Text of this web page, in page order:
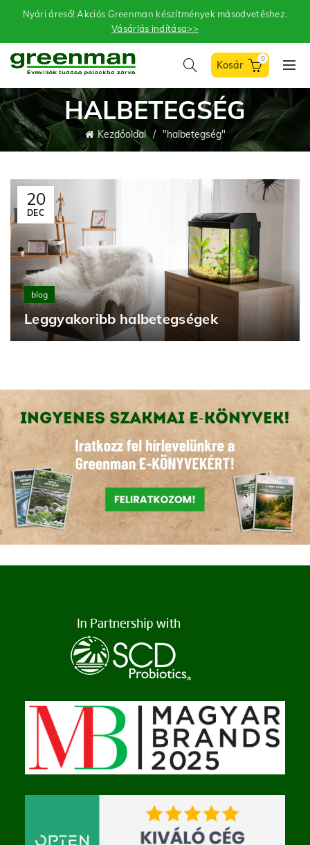
Nyári áreső! Akciós Greenman készítmények másodvetéshez.
Vásárlás indítása>>
0
HALBETEGSÉG
Kezdőoldal "halbetegség"
20
DEC
blog
Leggyakoribb halbetegségek